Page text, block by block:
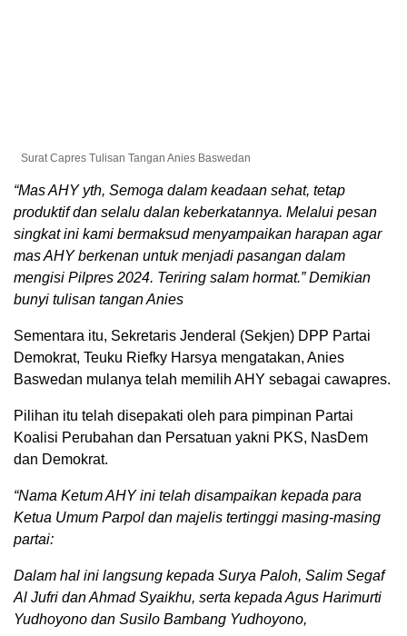
Surat Capres Tulisan Tangan Anies Baswedan
“Mas AHY yth, Semoga dalam keadaan sehat, tetap
produktif dan selalu dalan keberkatannya. Melalui pesan
singkat ini kami bermaksud menyampaikan harapan agar
mas AHY berkenan untuk menjadi pasangan dalam
mengisi Pilpres 2024. Teriring salam hormat.” Demikian
bunyi tulisan tangan Anies
Sementara itu, Sekretaris Jenderal (Sekjen) DPP Partai
Demokrat, Teuku Riefky Harsya mengatakan, Anies
Baswedan mulanya telah memilih AHY sebagai cawapres.
Pilihan itu telah disepakati oleh para pimpinan Partai
Koalisi Perubahan dan Persatuan yakni PKS, NasDem
dan Demokrat.
“Nama Ketum AHY ini telah disampaikan kepada para
Ketua Umum Parpol dan majelis tertinggi masing-masing
partai:
Dalam hal ini langsung kepada Surya Paloh, Salim Segaf
Al Jufri dan Ahmad Syaikhu, serta kepada Agus Harimurti
Yudhoyono dan Susilo Bambang Yudhoyono,